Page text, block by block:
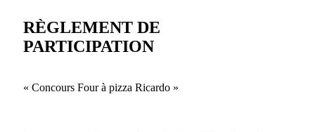
RÈGLEMENT DE
PARTICIPATION
« Concours Four à pizza Ricardo »